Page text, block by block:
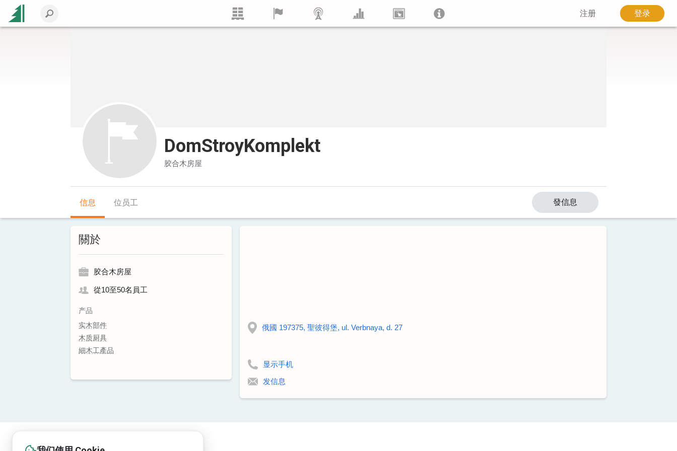
注册 登录
DomStroyKomplekt
胶合木房屋
信息 位员工 發信息
關於
胶合木房屋
從10至50名員工
产品
实木部件
木质厨具
細木工產品
俄國 197375, 聖彼得堡, ul. Verbnaya, d. 27
显示手机
发信息